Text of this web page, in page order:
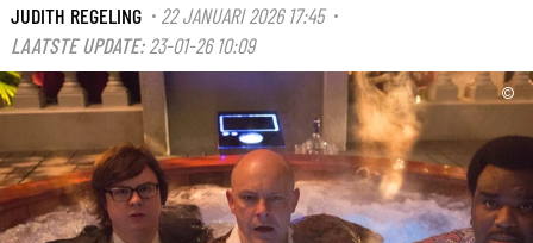
JUDITH REGELING · 22 JANUARI 2026 17:45·
LAATSTE UPDATE: 23-01-26 10:09
©